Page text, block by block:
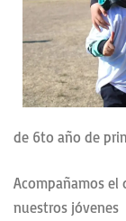
de 6to año de
Acompañamos
nuestros jóvenes